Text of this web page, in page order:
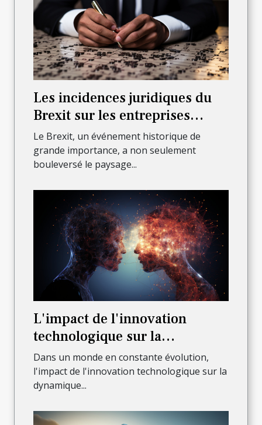
Les incidences juridiques du
Brexit sur les entreprises
françaises
Le Brexit, un événement historique de
grande importance, a non seulement
bouleversé le paysage...
L'impact de l'innovation
technologique sur la
dynamique de l'entreprise
Dans un monde en constante évolution,
l'impact de l'innovation technologique sur la
dynamique...